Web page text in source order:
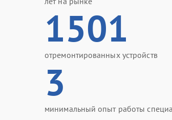
1501
отремонтированных устройств
3
минимальный опыт работы